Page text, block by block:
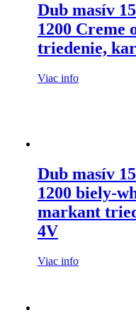
Dub masív
1200 Creme
triedenie,
Viac info
Dub masív
1200 biely-
markant
4V
Viac info